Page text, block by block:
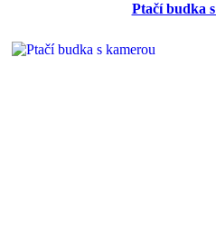
Ptačí budka